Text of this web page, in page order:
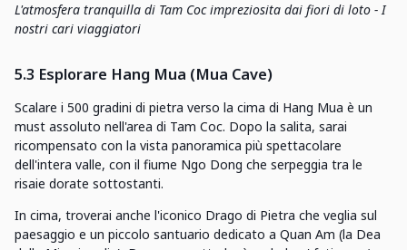
L'atmosfera tranquilla di Tam Coc impreziosita dai fiori di loto - I
nostri cari viaggiatori
5.3 Esplorare Hang Mua (Mua Cave)
Scalare i 500 gradini di pietra verso la cima di Hang Mua è un
must assoluto nell'area di Tam Coc. Dopo la salita, sarai
ricompensato con la vista panoramica più spettacolare
dell'intera valle, con il fiume Ngo Dong che serpeggia tra le
risaie dorate sottostanti.
In cima, troverai anche l'iconico Drago di Pietra che veglia sul
paesaggio e un piccolo santuario dedicato a Quan Am (la Dea